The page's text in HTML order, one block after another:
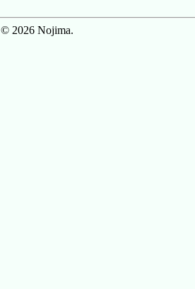
© 2026 Nojima.